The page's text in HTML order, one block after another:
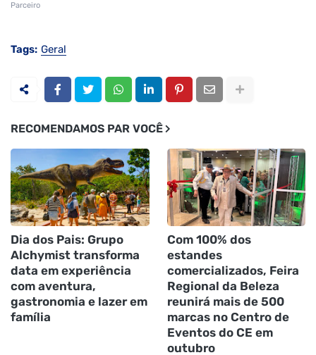
Parceiro
Tags: Geral
RECOMENDAMOS PAR VOCÊ
Dia dos Pais: Grupo
Alchymist transforma
data em experiência
com aventura,
gastronomia e lazer em
família
Com 100% dos
estandes
comercializados, Feira
Regional da Beleza
reunirá mais de 500
marcas no Centro de
Eventos do CE em
outubro